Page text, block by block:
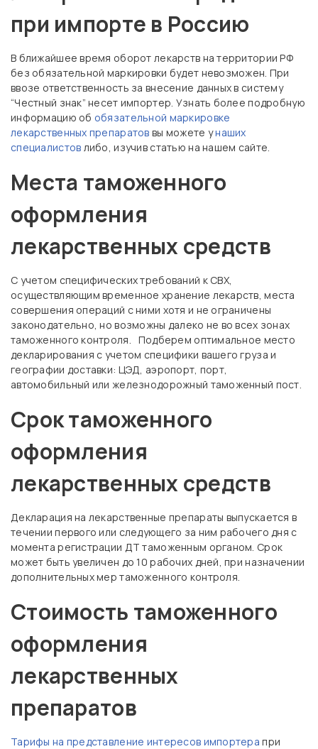
при импорте в Россию
В ближайшее время оборот лекарств на территории РФ
без обязательной маркировки будет невозможен. При
ввозе ответственность за внесение данных в систему
“Честный знак” несет импортер. Узнать более подробную
информацию об обязательной маркировке
лекарственных препаратов вы можете унаших
специалистов либо, изучив статью на нашем сайте.
Места таможенного
оформления
лекарственных средств
С учетом специфических требований к СВХ,
осуществляющим временное хранение лекарств, места
совершения операций с ними хотя и не ограничены
законодательно, но возможны далеко не во всех зонах
таможенного контроля. Подберем оптимальное место
декларирования с учетом специфики вашего груза и
географии доставки: ЦЭД, аэропорт, порт,
автомобильный или железнодорожный таможенный пост.
Срок таможенного
оформления
лекарственных средств
Декларация на лекарственные препараты выпускается в
течении первого или следующего за ним рабочего дня с
момента регистрации ДТ таможенным органом. Срок
может быть увеличен до 10 рабочих дней, при назначении
дополнительных мер таможенного контроля.
Стоимость таможенного
оформления
лекарственных
препаратов
Тарифы на представление интересов импортера при